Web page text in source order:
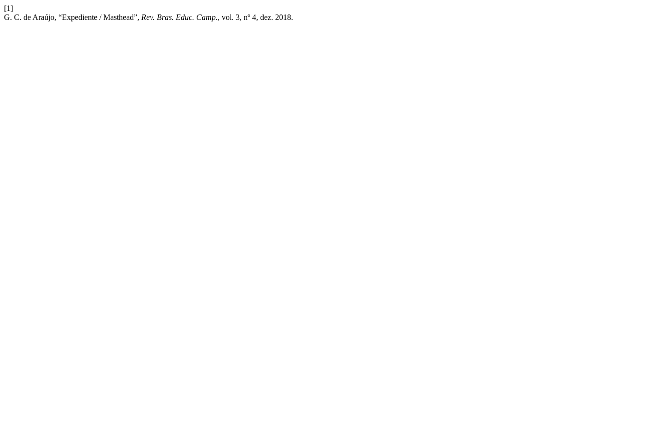
[1]
G. C. de Araújo, “Expediente / Masthead”, Rev. Bras. Educ. Camp., vol. 3, nº 4, dez. 2018.